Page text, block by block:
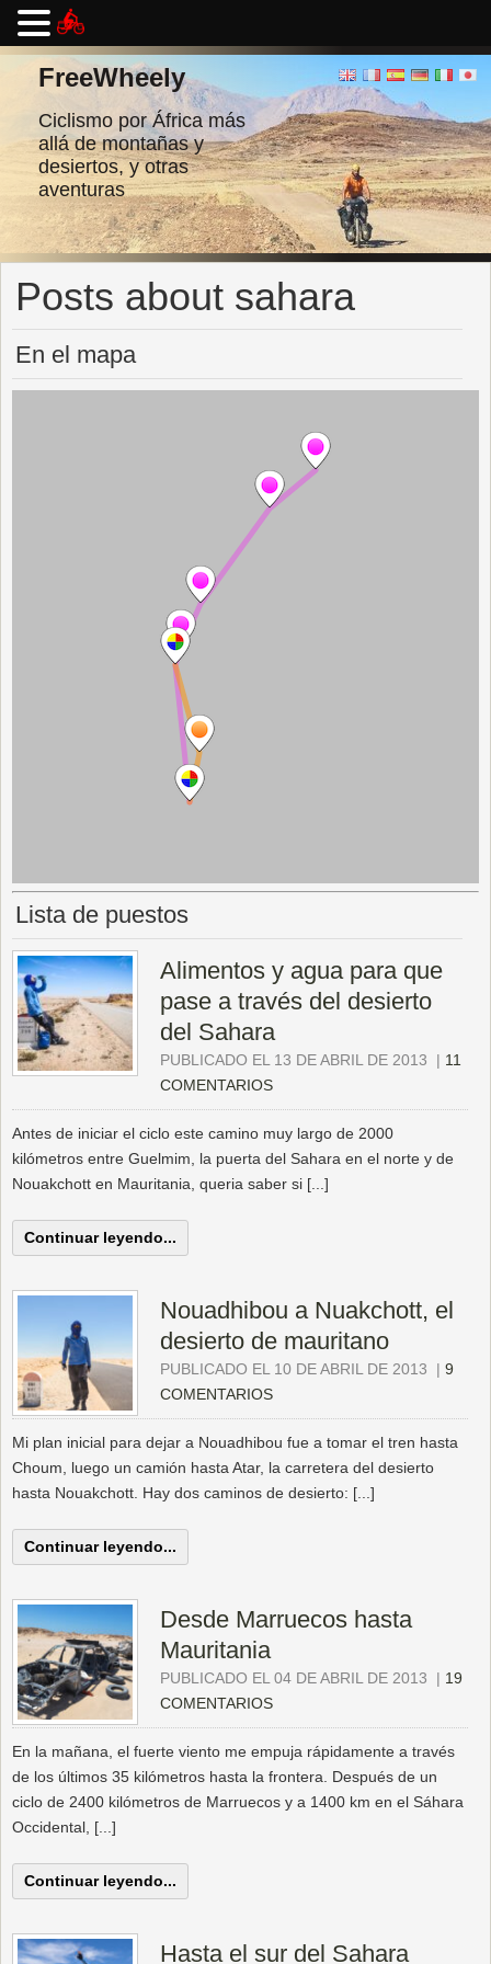
Ir
contenidoFreeWheely
Ciclismo por África más
allá de montañas y
desiertos, y otras
aventuras
Posts about sahara
En el mapa
Lista de puestos
Alimentos y agua para que
pase a través del desierto
del Sahara
PUBLICADO EL 13 DE ABRIL DE 2013 | 11
COMENTARIOS
Antes de iniciar el ciclo este camino muy largo de 2000
kilómetros entre Guelmim, la puerta del Sahara en el norte y de
Nouakchott en Mauritania, queria saber si [...]
Continuar leyendo...
Nouadhibou a Nuakchott, el
desierto de mauritano
PUBLICADO EL 10 DE ABRIL DE 2013 | 9
COMENTARIOS
Mi plan inicial para dejar a Nouadhibou fue a tomar el tren hasta
Choum, luego un camión hasta Atar, la carretera del desierto
hasta Nouakchott. Hay dos caminos de desierto: [...]
Continuar leyendo...
Desde Marruecos hasta
Mauritania
PUBLICADO EL 04 DE ABRIL DE 2013 | 19
COMENTARIOS
En la mañana, el fuerte viento me empuja rápidamente a través
de los últimos 35 kilómetros hasta la frontera. Después de un
ciclo de 2400 kilómetros de Marruecos y a 1400 km en el Sáhara
Occidental, [...]
Continuar leyendo...
Hasta el sur del Sahara